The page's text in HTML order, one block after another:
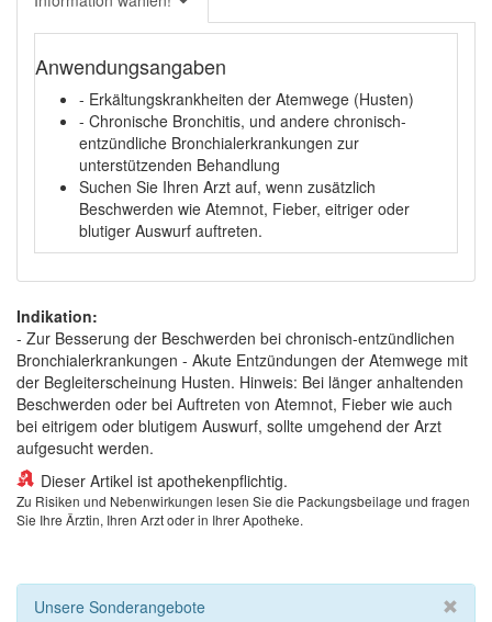
Anwendungsangaben
- Erkältungskrankheiten der Atemwege (Husten)
- Chronische Bronchitis, und andere chronisch-
entzündliche Bronchialerkrankungen zur
unterstützenden Behandlung
Suchen Sie Ihren Arzt auf, wenn zusätzlich
Beschwerden wie Atemnot, Fieber, eitriger oder
blutiger Auswurf auftreten.
Indikation:
- Zur Besserung der Beschwerden bei chronisch-entzündlichen
Bronchialerkrankungen - Akute Entzündungen der Atemwege mit
der Begleiterscheinung Husten. Hinweis: Bei länger anhaltenden
Beschwerden oder bei Auftreten von Atemnot, Fieber wie auch
bei eitrigem oder blutigem Auswurf, sollte umgehend der Arzt
aufgesucht werden.
Dieser Artikel ist apothekenpflichtig.
Zu Risiken und Nebenwirkungen lesen Sie die Packungsbeilage und fragen
Sie Ihre Ärztin, Ihren Arzt oder in Ihrer Apotheke.
Unsere Sonderangebote